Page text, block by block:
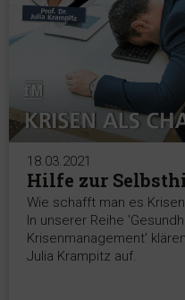
18.03.2021
Hilfe zur
Wie schafft man es
In unserer Reihe
Krisenmanagement'
Julia Krampitz auf.